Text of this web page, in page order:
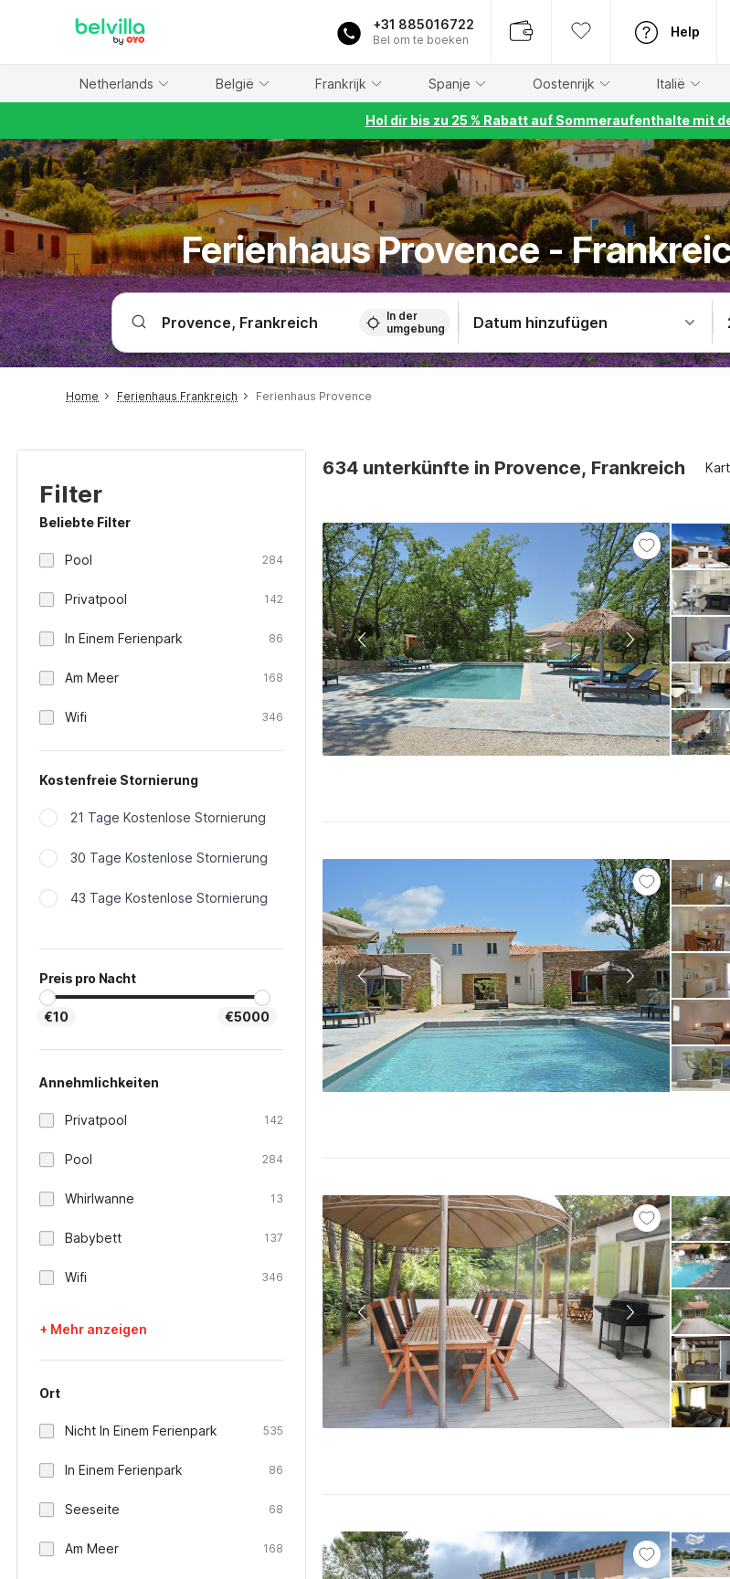
+31 885016722
Bel om te boeken
Help
Netherlands België Frankrijk Spanje Oostenrijk Italië
Hol dir bis zu 25 % Rabatt auf Sommeraufenthalte mit
Ferienhaus Provence -
In der
umgebung
Datum hinzufügen
Home Ferienhaus Frankreich Ferienhaus Provence
Filter
Beliebte Filter
Pool 284
Privatpool 142
In Einem Ferienpark 86
Am Meer 168
Wifi 346
Kostenfreie Stornierung
21 Tage Kostenlose Stornierung
30 Tage Kostenlose Stornierung
43 Tage Kostenlose Stornierung
Preis pro Nacht
€10 €5000
Annehmlichkeiten
Privatpool 142
Pool 284
Whirlwanne 13
Babybett 137
Wifi 346
+ Mehr anzeigen
Ort
Nicht In Einem Ferienpark 535
In Einem Ferienpark 86
Seeseite 68
Am Meer 168
634 unterkünfte in Provence, Frankreich